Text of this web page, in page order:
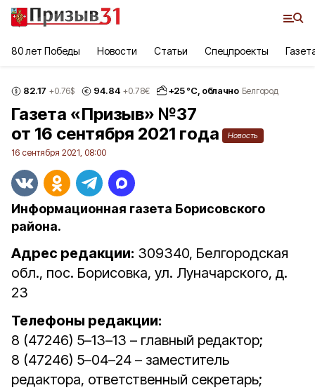
80 лет Победы Новости Статьи Спецпроекты
82.17 +0.76$ 94.84 +0.78€ +25°С, облачно Белгород
Газета «Призыв» №37
от 16 сентября 2021 года
Новость
16 сентября 2021, 08:00
Информационная газета Борисовского
района.
Адрес редакции: 309340, Белгородская
обл., пос. Борисовка, ул. Луначарского, д.
23
Телефоны редакции:
8 (47246) 5–13–13 – главный редактор;
8 (47246) 5–04–24 – заместитель
редактора, ответственный секретарь;